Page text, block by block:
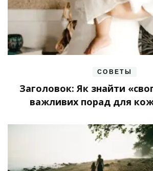
СОВЕТЫ
Заголовок: Як знайти
важливих порад для